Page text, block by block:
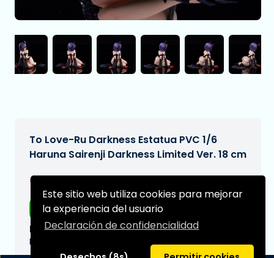
Este sitio web utiliza cookies para mejorar
la experiencia del usuario
Declaración de confidencialidad
To Love-Ru Darkness Estatua PVC 1/6
Haruna Sairenji Darkness Limited Ver. 18 cm
€224,97
Envío gratis
Fecha de entrega prevista:
N/A